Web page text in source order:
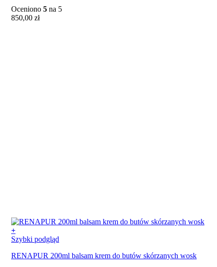
Opcje
można
Oceniono 5 na 5
850,00 zł
+
Szybki podgląd
RENAPUR 200ml balsam krem do butów skórzanych wosk